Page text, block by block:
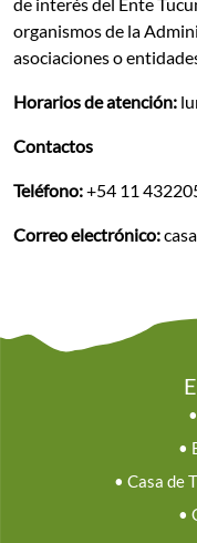
organismos de la
asociaciones o
Horarios de atención:
Contactos
Teléfono:+54 11
Correo electrónico:
•
•
• Casa de
•